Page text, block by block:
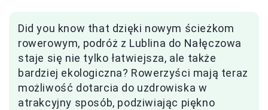
Did you know that dzięki nowym ścieżkom
rowerowym, podróż z Lublina do Nałęczowa
staje się nie tylko łatwiejsza, ale także
bardziej ekologiczna? Rowerzyści mają teraz
możliwość dotarcia do uzdrowiska w
atrakcyjny sposób, podziwiając piękno